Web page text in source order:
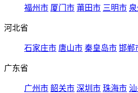
福州市 厦门市 莆田市 三明市
河北省
石家庄市 唐山市 秦皇岛市 邯郸
广东省
广州市 韶关市 深圳市 珠海市